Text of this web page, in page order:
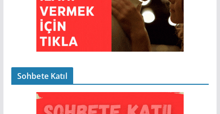
Sohbete Katıl